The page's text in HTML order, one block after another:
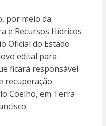
por meio da
e Recursos Hídricos
Oficial do Estado
edital para
ficará responsável
recuperação
Coelho, em Terra